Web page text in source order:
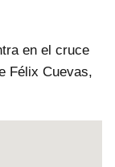
en el cruce
Félix Cuevas,